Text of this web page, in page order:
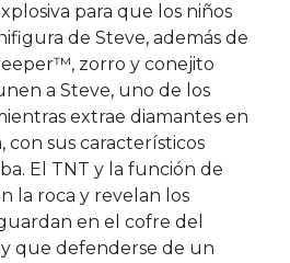
para que los niños
de Steve, además de
zorro y conejito
a Steve, uno de los
extrae diamantes en
con sus característicos
El TNT y la función de
la roca y revelan los
en el cofre del
que defenderse de un